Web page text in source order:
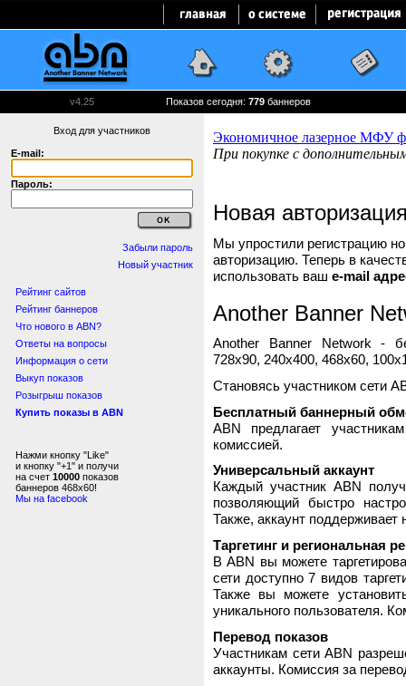
v4.25 Показов сегодня: 779 баннеров
Вход для участников
E-mail:
Пароль:
Забыли пароль
Новый участник
Рейтинг сайтов
Рейтинг баннеров
Что нового в ABN?
Ответы на вопросы
Информация о сети
Выкуп показов
Розыгрыш показов
Купить показы в ABN
Нажми кнопку "Like"
и кнопку "+1" и получи
на счет 10000 показов
баннеров 468x60!
Мы на facebook
Новая
Мы упростили регистрацию
авторизацию. Теперь в
использовать ваш e-mail
Another Banner
Another Banner Network -
728x90, 240x400, 468x60,
Становясь участником сети
Бесплатный баннерный
ABN предлагает
комиссией.
Универсальный аккаунт
Каждый участник ABN
позволяющий быстро
Также, аккаунт поддерживает
Таргетинг и региональная
В ABN вы можете
сети доступно 7 видов
Также вы можете
уникального пользователя.
Перевод показов
Участникам сети ABN
аккаунты. Комиссия за